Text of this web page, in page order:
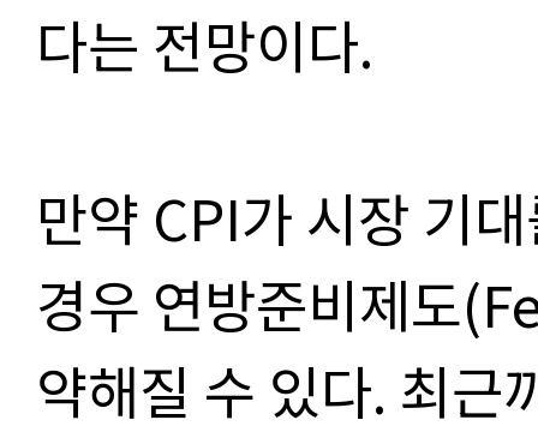
다는 전망이다.
만약 CPI가 시장 기
경우 연방준비제도
약해질 수 있다. 최근